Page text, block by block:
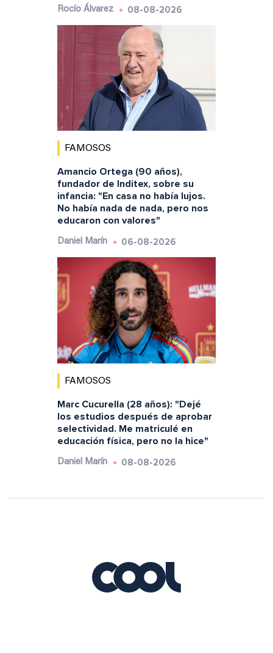
Rocío Álvarez 08-08-2026
FAMOSOS
Amancio Ortega (90 años),
fundador de Inditex, sobre su
infancia: "En casa no había lujos.
No había nada de nada, pero nos
educaron con valores"
Daniel Marín 06-08-2026
FAMOSOS
Marc Cucurella (28 años): "Dejé
los estudios después de aprobar
selectividad. Me matriculé en
educación física, pero no la hice"
Daniel Marín 08-08-2026